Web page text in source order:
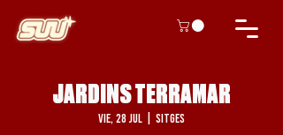
JARDINS TERRAMAR
vie, 28 jul Sitges